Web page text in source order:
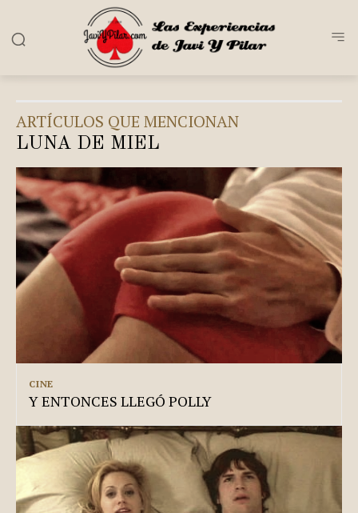
ARTÍCULOS QUE MENCIONAN
LUNA DE MIEL
CINE
Y ENTONCES LLEGÓ POLLY